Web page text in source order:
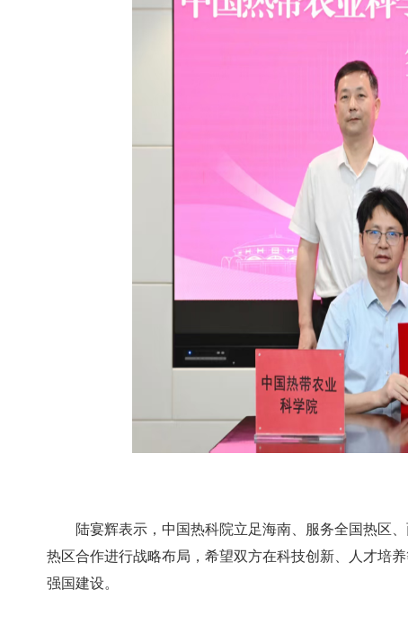
陆宴辉表示，中国热科院立足海南、服务全国热区
热区合作进行战略布局，希望双方在科技创新、人才培
强国建设。